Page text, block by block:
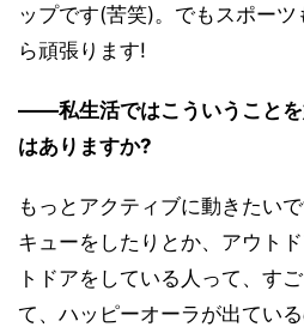
ップです(苦笑)。でもスポー
ら頑張ります!
――私生活ではこういうことを
はありますか?
もっとアクティブに動きたい
キューをしたりとか、アウト
トドアをしている人って、す
て、ハッピーオーラが出ている